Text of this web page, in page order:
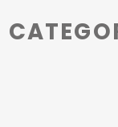
Introduction